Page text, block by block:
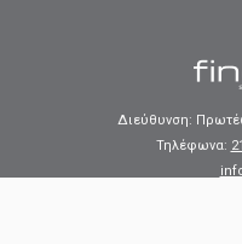
Διεύθυνση:
Τηλέφωνα: